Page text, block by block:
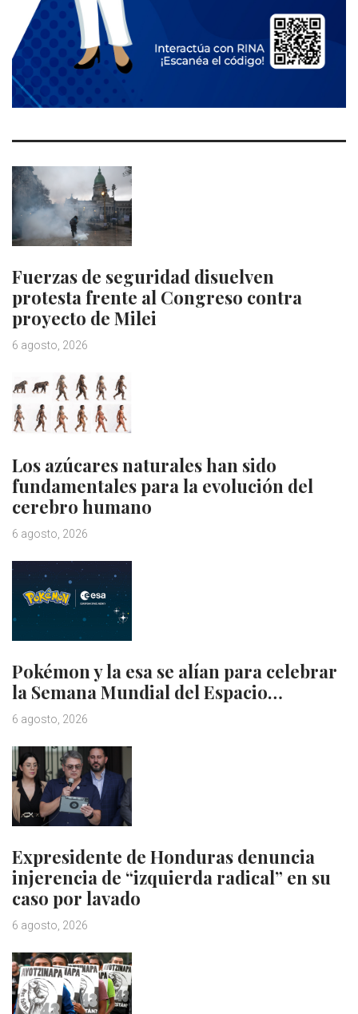
Fuerzas de seguridad disuelven
protesta frente al Congreso contra
proyecto de Milei
6 agosto, 2026
Los azúcares naturales han sido
fundamentales para la evolución del
cerebro humano
6 agosto, 2026
Pokémon y la esa se alían para celebrar
la Semana Mundial del Espacio…
6 agosto, 2026
Expresidente de Honduras denuncia
injerencia de “izquierda radical” en su
caso por lavado
6 agosto, 2026